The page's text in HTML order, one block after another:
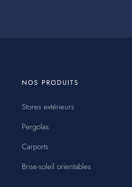
MENU
PAGE
NOS PRODUITS
Stores extérieurs
Pergolas
Carports
Brise-soleil orientables